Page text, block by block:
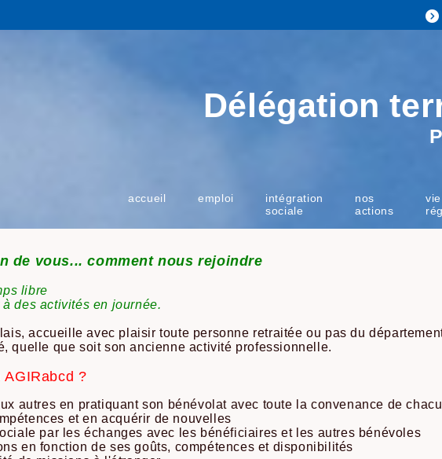
Délégation
accueil emploi
intégration
sociale
nos
actions
de vous... comment nous rejoindre
libre
des activités en journée.
accueille avec plaisir toute personne retraitée ou pas du
quelle que soit son ancienne activité professionnelle.
AGIRabcd ?
autres en pratiquant son bénévolat avec toute la convenance de
et en acquérir de nouvelles
par les échanges avec les bénéficiaires et les autres bénévoles
en fonction de ses goûts, compétences et disponibilités